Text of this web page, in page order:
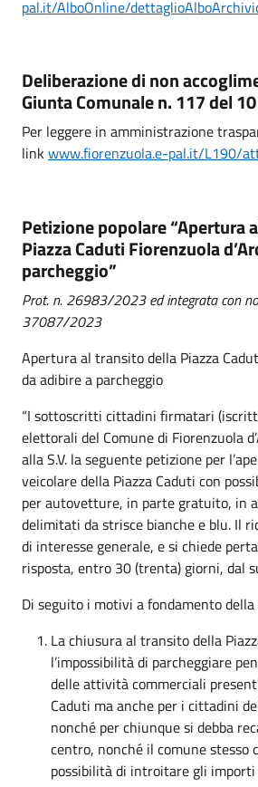
pal.it/AlboOnline/
Deliberazione di non
Giunta Comunale n. 117 del
Per leggere in amministrazione
linkwww.fiorenzuola.e-pal.it/L190/
Petizione popolare “Apertura
Piazza Caduti Fiorenzuola
parcheggio”
Prot. n. 26983/2023 ed integrata con
37087/2023
Apertura al transito della Piazza
da adibire a parcheggio
“I sottoscritti cittadini firmatari
elettorali del Comune di Fiorenzuola
alla S.V. la seguente petizione per
veicolare della Piazza Caduti con
per autovetture, in parte gratuito, in
delimitati da strisce bianche e blu. Il
di interesse generale, e si chiede
risposta, entro 30 (trenta) giorni, dal
Di seguito i motivi a fondamento
La chiusura al transito della
l’impossibilità di parcheggiare
delle attività commerciali
Caduti ma anche per i cittadini
nonché per chiunque si debba
centro, nonché il comune stesso
possibilità di introitare gli importi